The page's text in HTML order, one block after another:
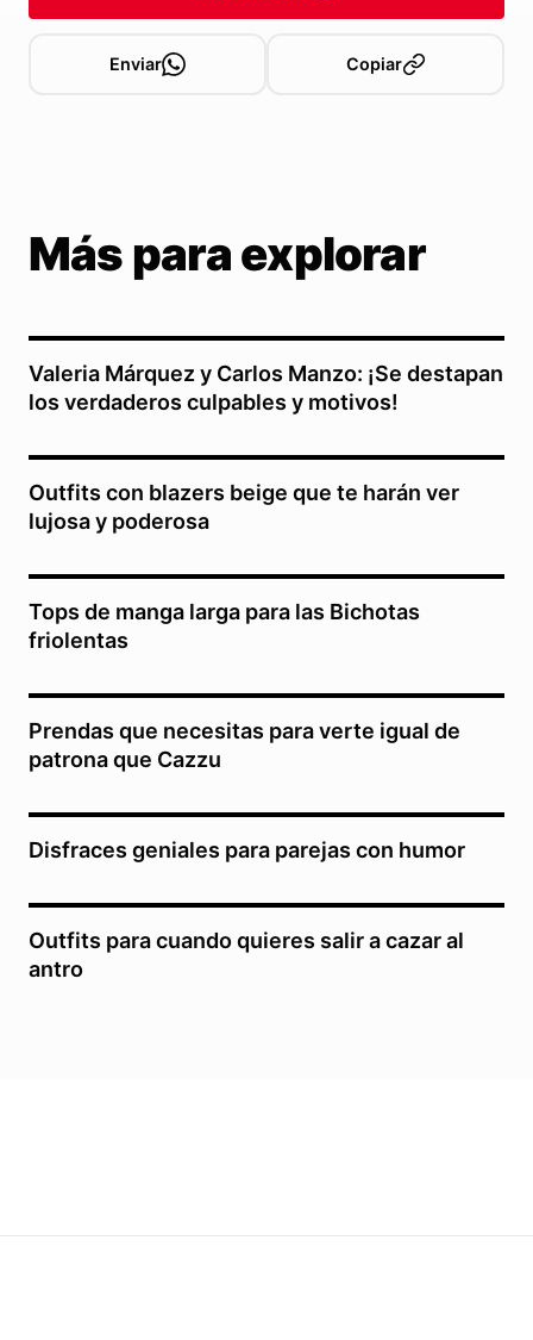
Enviar Copiar
Más para explorar
Valeria Márquez y Carlos Manzo: ¡Se destapan
los verdaderos culpables y motivos!
Outfits con blazers beige que te harán ver
lujosa y poderosa
Tops de manga larga para las Bichotas
friolentas
Prendas que necesitas para verte igual de
patrona que Cazzu
Disfraces geniales para parejas con humor
Outfits para cuando quieres salir a cazar al
antro